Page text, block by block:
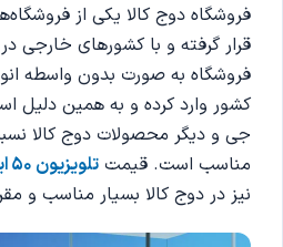
فروشگاه دوج کالا یکی از
قرار گرفته و با کشورهای خارجی
فروشگاه به صورت بدون واسطه
کشور وارد کرده و به همین دلیل
جی و دیگر محصولات دوج کالا
مناسب است. قیمت تلویزیون 50 اینچ ال جی
نیز در دوج کالا بسیار مناسب و